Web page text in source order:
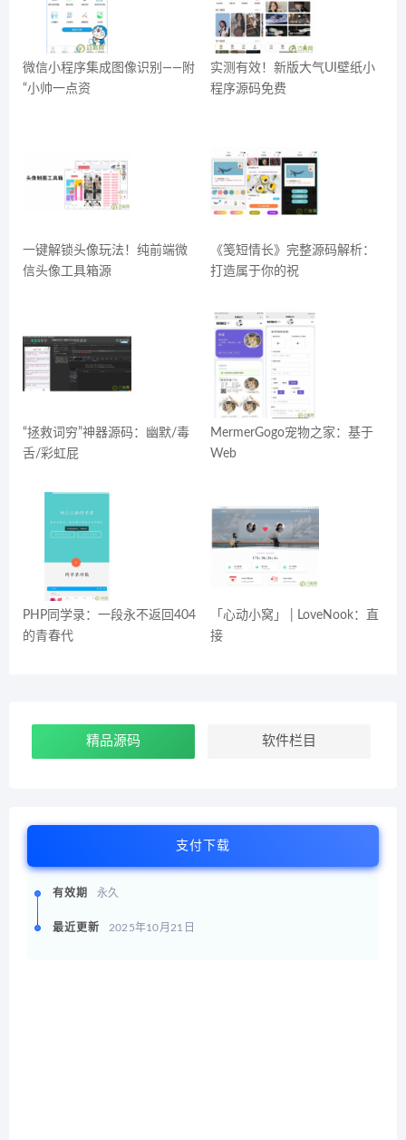
微信小程序集成图像识别——附
“小帅一点资
实测有效！新版大气UI壁纸小
程序源码免费
一键解锁头像玩法！纯前端微
信头像工具箱源
《笺短情长》完整源码解析：
打造属于你的祝
“拯救词穷”神器源码：幽默/毒
舌/彩虹屁
MermerGogo宠物之家：基于
Web
PHP同学录：一段永不返回404
的青春代
「心动小窝」 | LoveNook：直
接
精品源码 软件栏目
支付下载
有效期 永久
最近更新 2025年10月21日